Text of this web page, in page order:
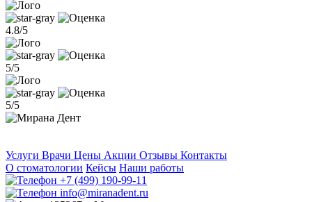
4.8/5
5/5
5/5
Услуги Врачи Цены Акции Отзывы Контакты
О стоматологии Кейсы Наши работы
+7 (499) 190-99-11
info@miranadent.ru